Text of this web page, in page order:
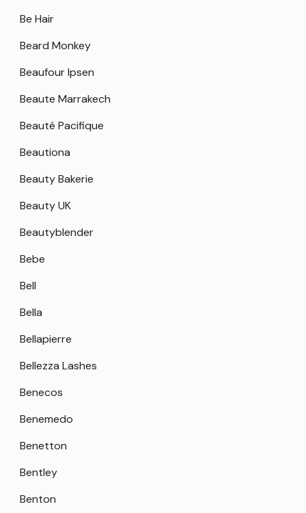
Be Hair
Beard Monkey
Beaufour Ipsen
Beaute Marrakech
Beauté Pacifique
Beautiona
Beauty Bakerie
Beauty UK
Beautyblender
Bebe
Bell
Bella
Bellapierre
Bellezza Lashes
Benecos
Benemedo
Benetton
Bentley
Benton